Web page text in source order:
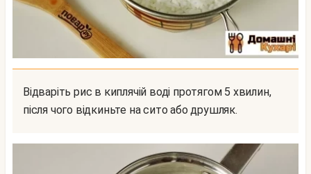
Відваріть рис в киплячій воді протягом 5 хвилин,
після чого відкиньте на сито або друшляк.